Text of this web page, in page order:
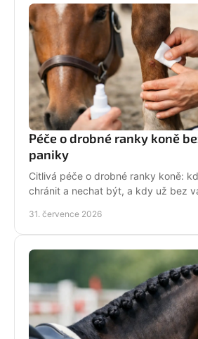
Péče o drobné ranky koně
paniky
Citlivá péče o drobné ranky koně:
chránit a nechat být, a kdy už bez
31. července 2026